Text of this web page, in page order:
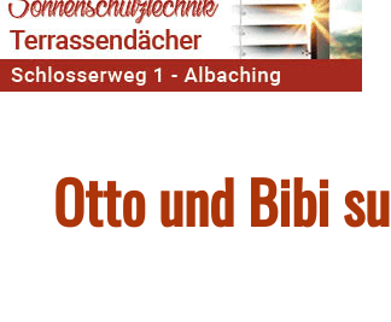
Otto und Bibi